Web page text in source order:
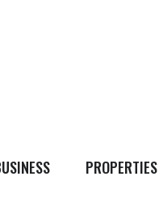
PROPERTIES